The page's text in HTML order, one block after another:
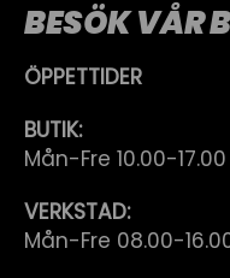
BESÖK VÅR
ÖPPETTIDER
BUTIK:
Mån-Fre 10.00-17.00
VERKSTAD:
Mån-Fre 08.00-